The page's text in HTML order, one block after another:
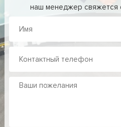
наш менеджер свяжется